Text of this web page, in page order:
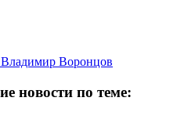
Владимир Воронцов
новости по теме: